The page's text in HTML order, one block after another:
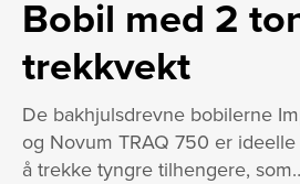
Bobil med 2
trekkvekt
De bakhjulsdrevne bobilerne
og Novum TRAQ 750 er
å trekke tyngre tilhengere,